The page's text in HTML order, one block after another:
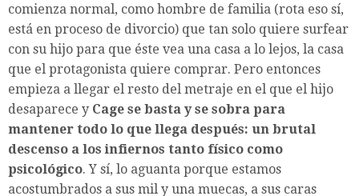
comienza normal, como hombre de familia (rota eso sí,
está en proceso de divorcio) que tan solo quiere surfear
con su hijo para que éste vea una casa a lo lejos, la casa
que el protagonista quiere comprar. Pero entonces
empieza a llegar el resto del metraje en el que el hijo
desaparece y Cage se basta y se sobra para
mantener todo lo que llega después: un brutal
descenso a los infiernos tanto físico como
psicológico. Y sí, lo aguanta porque estamos
acostumbrados a sus mil y una muecas, a sus caras